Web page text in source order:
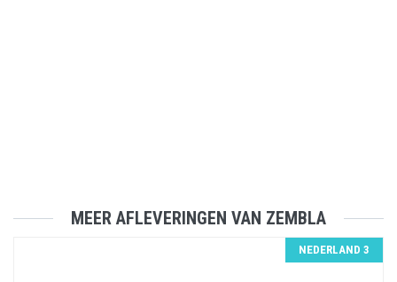
MEER AFLEVERINGEN VAN ZEMBLA
NEDERLAND 3